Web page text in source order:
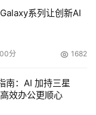
；
操作系统。
系列让创新AI
分 1682
南：AI 加持三星
效办公更顺心